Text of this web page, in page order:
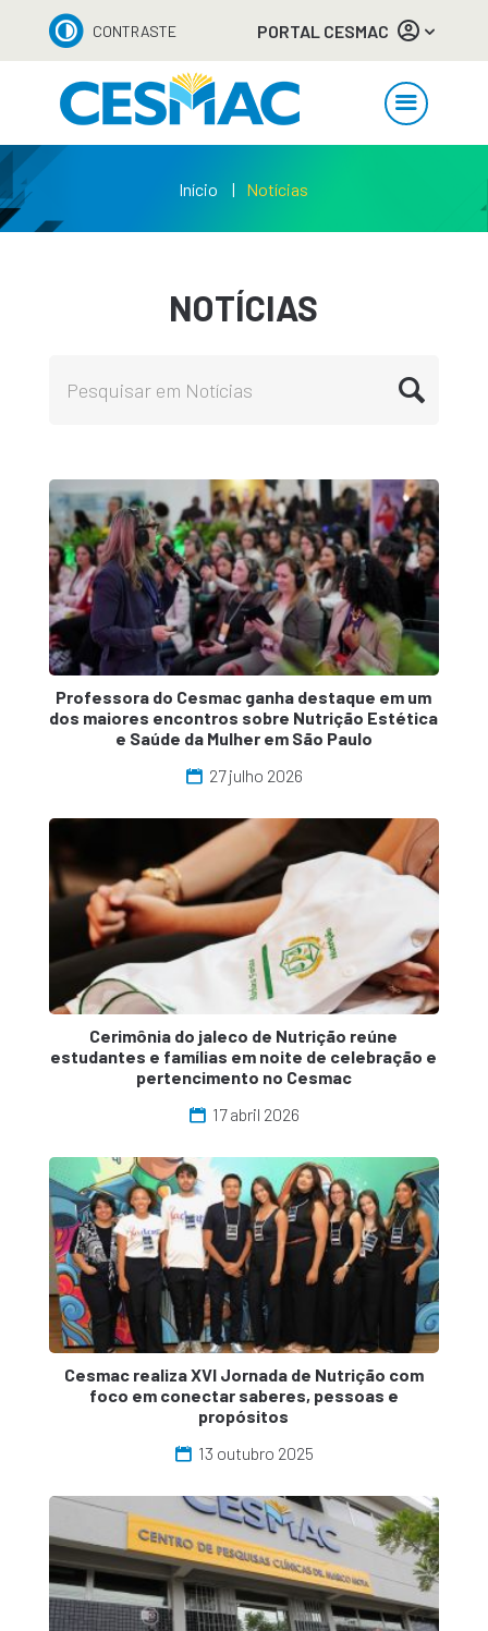
CONTRASTE PORTAL CESMAC
Início Notícias
NOTÍCIAS
Professora do Cesmac ganha destaque em um
dos maiores encontros sobre Nutrição Estética
e Saúde da Mulher em São Paulo
27 julho 2026
Cerimônia do jaleco de Nutrição reúne
estudantes e famílias em noite de celebração e
pertencimento no Cesmac
17 abril 2026
Cesmac realiza XVI Jornada de Nutrição com
foco em conectar saberes, pessoas e
propósitos
13 outubro 2025